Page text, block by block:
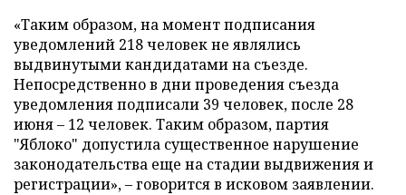
«Таким образом, на момент подписания
уведомлений 218 человек не являлись
выдвинутыми кандидатами на съезде.
Непосредственно в дни проведения съезда
уведомления подписали 39 человек, после 28
июня – 12 человек. Таким образом, партия
"Яблоко" допустила существенное нарушение
законодательства еще на стадии выдвижения и
регистрации», – говорится в исковом заявлении.